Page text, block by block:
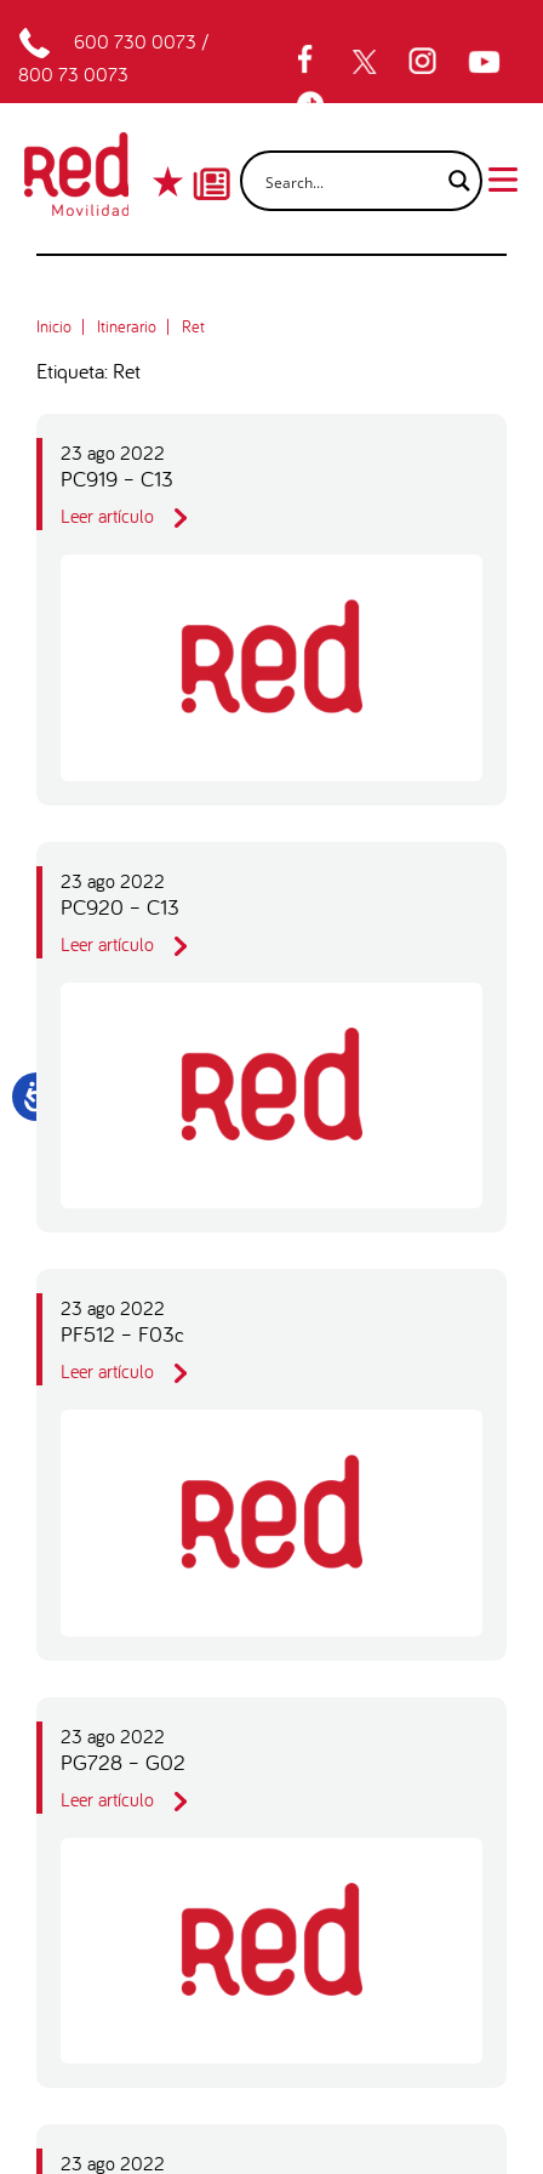
600 730 0073 /
800 73 0073
Inicio Itinerario Ret
Etiqueta: Ret
23 ago 2022
PC919 – C13
Leer artículo
23 ago 2022
PC920 – C13
Leer artículo
23 ago 2022
PF512 – F03c
Leer artículo
23 ago 2022
PG728 – G02
Leer artículo
23 ago 2022